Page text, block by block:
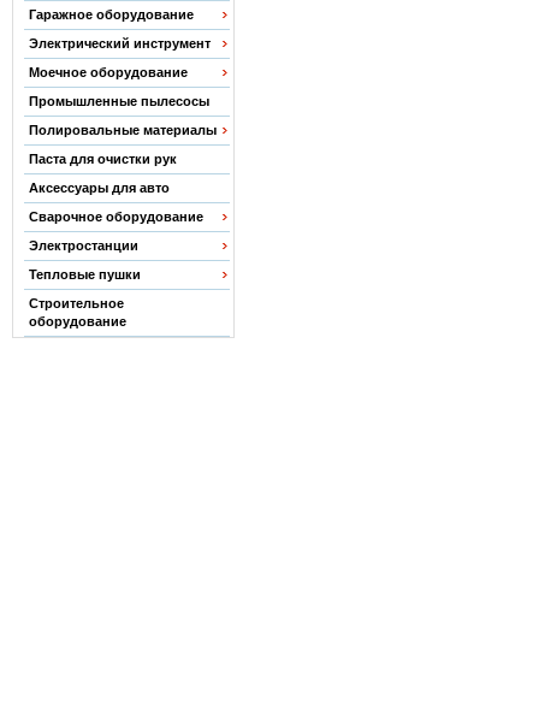
Гаражное оборудование
Электрический инструмент
Моечное оборудование
Промышленные пылесосы
Полировальные материалы
Паста для очистки рук
Аксессуары для авто
Сварочное оборудование
Электростанции
Тепловые пушки
Строительное
оборудование